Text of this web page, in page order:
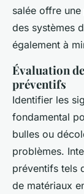
salée offre
des systèmes
également à
Évaluation
préventifs
Identifier les
fondamental
bulles ou
problèmes.
préventifs tels
de matériaux